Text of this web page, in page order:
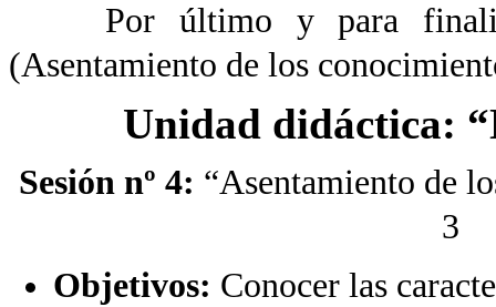
Por último y para
(Asentamiento de los
Unidad didáctica:
Sesión nº 4: “Asentamiento
3
Objetivos: Conocer las